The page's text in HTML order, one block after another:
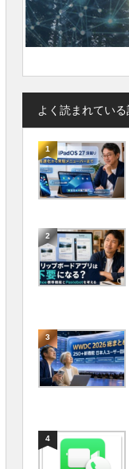
よく読まれてい
1
2
3
4